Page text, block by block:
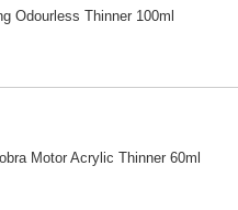
Odourless Thinner 100ml
Motor Acrylic Thinner 60ml